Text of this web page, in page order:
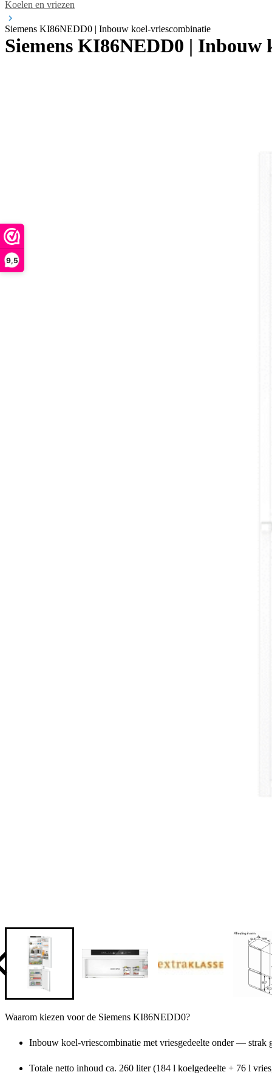
9,5
Koelen en vriezen
Siemens KI86NEDD0 | Inbouw koel-vriescombinatie
Siemens KI86NEDD0 | Inbouw
Waarom kiezen voor de Siemens KI86NEDD0?
Inbouw koel-vriescombinatie met vriesgedeelte onder — strak
Totale netto inhoud ca. 260 liter (184 l koelgedeelte + 76 l